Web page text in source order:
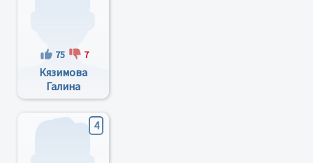
75 7
Кязимова
Галина
Фёдоровна
4